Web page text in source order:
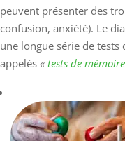
peuvent présenter des
confusion, anxiété). Le
une longue série de tests
appelés « tests de mémoire